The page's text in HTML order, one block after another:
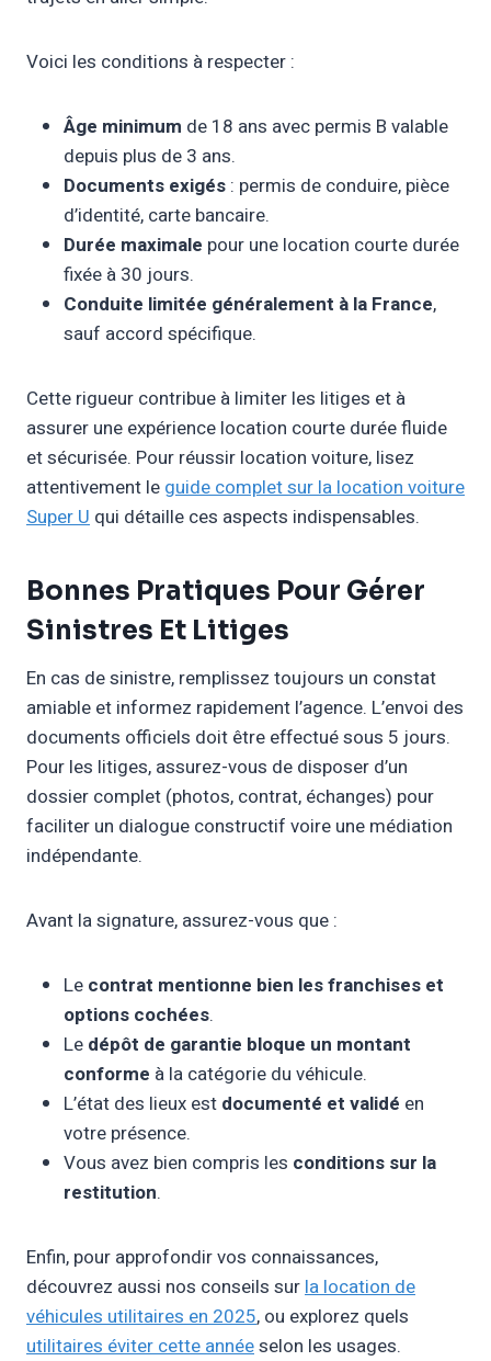
Voici les conditions à respecter :
Âge minimum de 18 ans avec permis B valable
depuis plus de 3 ans.
Documents exigés : permis de conduire, pièce
d’identité, carte bancaire.
Durée maximale pour une location courte durée
fixée à 30 jours.
Conduite limitée généralement à la France,
sauf accord spécifique.
Cette rigueur contribue à limiter les litiges et à
assurer une expérience location courte durée fluide
et sécurisée. Pour réussir location voiture, lisez
attentivement le guide complet sur la location voiture
Super U qui détaille ces aspects indispensables.
Bonnes Pratiques Pour Gérer
Sinistres Et Litiges
En cas de sinistre, remplissez toujours un constat
amiable et informez rapidement l’agence. L’envoi des
documents officiels doit être effectué sous 5 jours.
Pour les litiges, assurez-vous de disposer d’un
dossier complet (photos, contrat, échanges) pour
faciliter un dialogue constructif voire une médiation
indépendante.
Avant la signature, assurez-vous que :
Le contrat mentionne bien les franchises et
options cochées.
Le dépôt de garantie bloque un montant
conforme à la catégorie du véhicule.
L’état des lieux est documenté et validé en
votre présence.
Vous avez bien compris les conditions sur la
restitution.
Enfin, pour approfondir vos connaissances,
découvrez aussi nos conseils sur la location de
véhicules utilitaires en 2025, ou explorez quels
utilitaires éviter cette annéeselon les usages.